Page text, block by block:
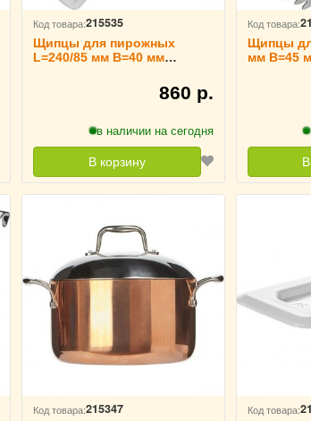
Код товара:215535
Щипцы для пирожных
L=240/85 мм B=40 мм
860 р.
в наличии на сегодня
В корзину
Код товара:
Щипцы
мм B=45
Код товара:215347 Код товара: